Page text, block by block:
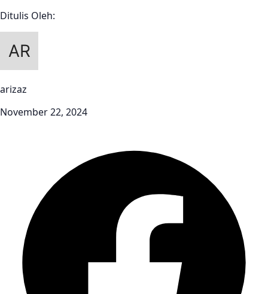
Ditulis Oleh:
arizaz
November 22, 2024